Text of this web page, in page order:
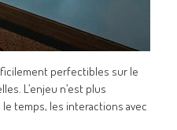
perfectibles sur le
L’enjeu n’est plus
temps, les interactions avec